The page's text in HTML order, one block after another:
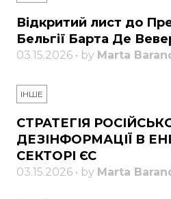
Відкритий лист до
Бельгії Барта Де
03.15.2026 • by Marta
ІНШЕ
СТРАТЕГІЯ
ДЕЗІНФОРМАЦІЇ В
СЕКТОРІ ЄС
03.15.2026 • by Marta